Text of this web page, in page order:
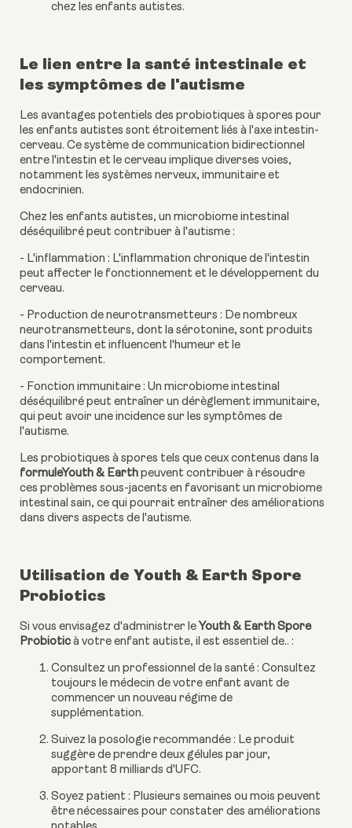
chez les enfants autistes.
Le lien entre la santé intestinale et
les symptômes de l'autisme
Les avantages potentiels des probiotiques à spores pour
les enfants autistes sont étroitement liés à l'axe intestin-
cerveau. Ce système de communication bidirectionnel
entre l'intestin et le cerveau implique diverses voies,
notamment les systèmes nerveux, immunitaire et
endocrinien.
Chez les enfants autistes, un microbiome intestinal
déséquilibré peut contribuer à l'autisme :
- L'inflammation : L'inflammation chronique de l'intestin
peut affecter le fonctionnement et le développement du
cerveau.
- Production de neurotransmetteurs : De nombreux
neurotransmetteurs, dont la sérotonine, sont produits
dans l'intestin et influencent l'humeur et le
comportement.
- Fonction immunitaire : Un microbiome intestinal
déséquilibré peut entraîner un dérèglement immunitaire,
qui peut avoir une incidence sur les symptômes de
l'autisme.
Les probiotiques à spores tels que ceux contenus dans la
formuleYouth & Earth peuvent contribuer à résoudre
ces problèmes sous-jacents en favorisant un microbiome
intestinal sain, ce qui pourrait entraîner des améliorations
dans divers aspects de l'autisme.
Utilisation de Youth & Earth Spore
Probiotics
Si vous envisagez d'administrer le Youth & Earth Spore
Probioticà votre enfant autiste, il est essentiel de.. :
Consultez un professionnel de la santé : Consultez
toujours le médecin de votre enfant avant de
commencer un nouveau régime de
supplémentation.
Suivez la posologie recommandée : Le produit
suggère de prendre deux gélules par jour,
apportant 8 milliards d'UFC.
Soyez patient : Plusieurs semaines ou mois peuvent
être nécessaires pour constater des améliorations